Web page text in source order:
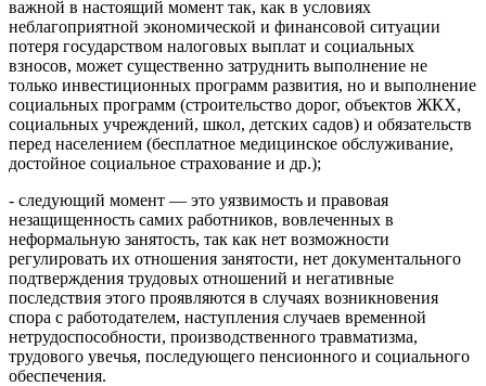
важной в настоящий момент так, как в условиях
неблагоприятной экономической и финансовой ситуации
потеря государством налоговых выплат и социальных
взносов, может существенно затруднить выполнение не
только инвестиционных программ развития, но и выполнение
социальных программ (строительство дорог, объектов ЖКХ,
социальных учреждений, школ, детских садов) и обязательств
перед населением (бесплатное медицинское обслуживание,
достойное социальное страхование и др.);
- следующий момент — это уязвимость и правовая
незащищенность самих работников, вовлеченных в
неформальную занятость, так как нет возможности
регулировать их отношения занятости, нет документального
подтверждения трудовых отношений и негативные
последствия этого проявляются в случаях возникновения
спора с работодателем, наступления случаев временной
нетрудоспособности, производственного травматизма,
трудового увечья, последующего пенсионного и социального
обеспечения.